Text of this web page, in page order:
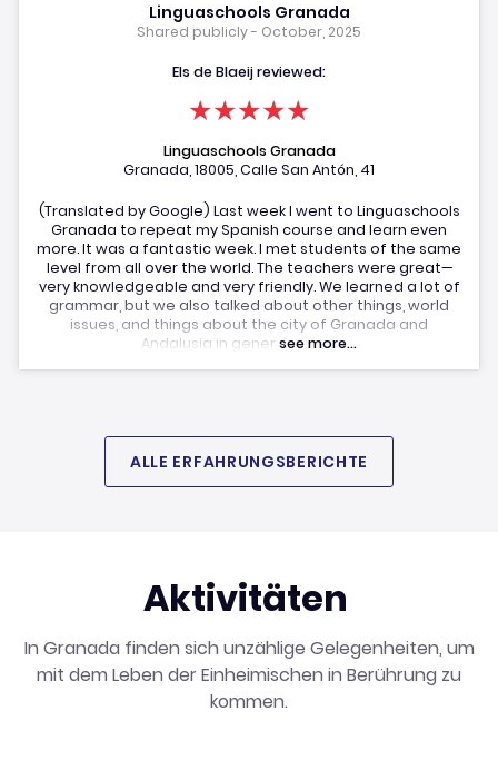
Linguaschools Granada
Shared publicly - October, 2025
Els de Blaeij reviewed:
★★★★★
Linguaschools Granada
Granada, 18005, Calle San Antón, 41
(Translated by Google) Last week I went to Linguaschools
Granada to repeat my Spanish course and learn even
more. It was a fantastic week. I met students of the same
level from all over the world. The teachers were great—
very knowledgeable and very friendly. We learned a lot of
grammar, but we also talked about other things, world
issues, and things about the city of Granada and
Andalusia in gener see more...
ALLE ERFAHRUNGSBERICHTE
Aktivitäten
In Granada finden sich unzählige Gelegenheiten, um
mit dem Leben der Einheimischen in Berührung zu
kommen.